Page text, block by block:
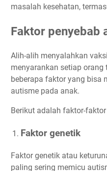
masalah kesehatan,
Faktor penyebab
Alih-alih menyalahkan
menyarankan setiap
beberapa faktor yang bisa
autisme pada anak.
Berikut adalah faktor-
Faktor genetik
Faktor genetik atau
paling sering memicu